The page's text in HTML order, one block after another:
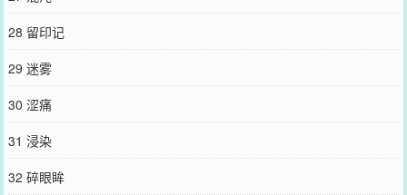
28 留印记
29 迷雾
30 涩痛
31 浸染
32 碎眼眸